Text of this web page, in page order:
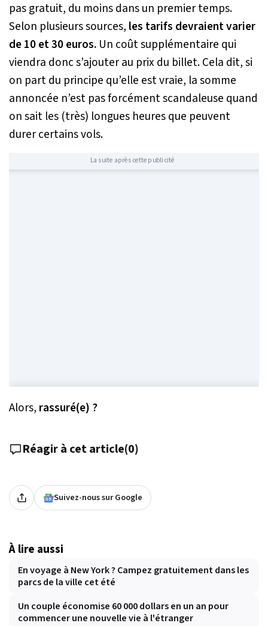
pas gratuit, du moins dans un premier temps.
Selon plusieurs sources, les tarifs devraient varier
de 10 et 30 euros. Un coût supplémentaire qui
viendra donc s’ajouter au prix du billet. Cela dit, si
on part du principe qu’elle est vraie, la somme
annoncée n’est pas forcément scandaleuse quand
on sait les (très) longues heures que peuvent
durer certains vols.
La suite après cette publicité
Alors, rassuré(e) ?
Réagir à cet article(0)
Suivez-nous sur Google
À lire aussi
En voyage à New York ? Campez gratuitement dans les
parcs de la ville cet été
Un couple économise 60 000 dollars en un an pour
commencer une nouvelle vie à l'étranger